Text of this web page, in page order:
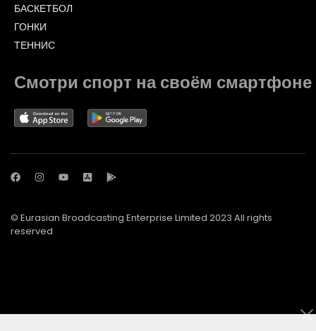
БАСКЕТБОЛ
ГОНКИ
ТЕННИС
Смотри спорт на своём смартфоне
© Eurasian Broadcasting Enterprise Limited 2023 All rights
reserved